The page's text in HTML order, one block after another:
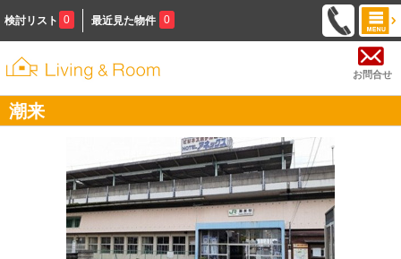
検討リスト 0 最近見た物件 0
お問合せ
潮来